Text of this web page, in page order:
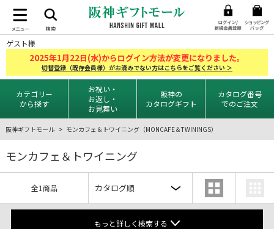
ゲスト様
2025年1月22日(水)からログイン方法が変更になりました。
切替登録（既存会員様）がお済みでない方はこちらをご覧ください ＞
カテゴリー
から探す
お祝い・
お返し・
お見舞い
阪神の
カタログギフト
カタログ番号
でのご注文
阪神ギフトモール モンカフェ＆トワイニング（MONCAFE＆TWININGS）
モンカフェ＆トワイニング
全1商品
もっと詳しく検索する